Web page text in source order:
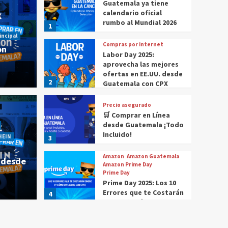
comprar en Amazon Historia Destacada
Noticias
en Amazon desde
1
Guatemala ya tiene
calendario oficial
rumbo al Mundial 2026
2
Compras por internet
Labor Day 2025:
aprovecha las mejores
ofertas en EE.UU. desde
Guatemala con CPX
3
Precio asegurado
🛒 Comprar en Línea
desde Guatemala ¡Todo
Incluido!
4
Amazon Amazon Guatemala
Amazon Prime Day
Prime Day
Prime Day 2025: Los 10
Errores que te Costarán
Dinero (Y Cómo